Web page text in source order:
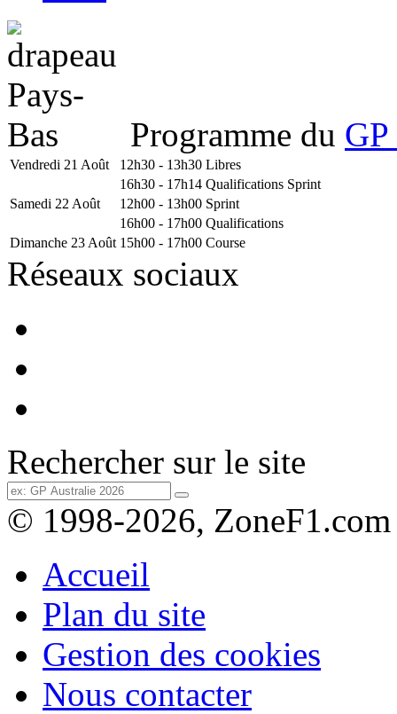
Programme du
Vendredi 21 Août 12h30 - 13h30 Libres
16h30 - 17h14 Qualifications Sprint
Samedi 22 Août
12h00 - 13h00 Sprint
16h00 - 17h00 Qualifications
Dimanche 23 Août 15h00 - 17h00 Course
Réseaux sociaux
Rechercher sur le site
© 1998-2026, ZoneF1.com
Accueil
Plan du site
Gestion des cookies
Nous contacter